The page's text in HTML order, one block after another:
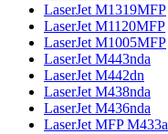
LaserJet M1319MFP
LaserJet M1120MFP
LaserJet M1005MFP
LaserJet M443nda
LaserJet M442dn
LaserJet M438nda
LaserJet M436nda
LaserJet MFP M433a